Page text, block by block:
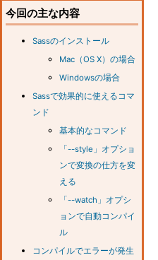
今回の主な内容
Sassのインストール
Mac（OS X）の場合
Windowsの場合
Sassで効果的に使えるコマ
ンド
基本的なコマンド
「--style」オプショ
ンで変換の仕方を変
える
「--watch」オプシ
ョンで自動コンパイ
ル
コンパイルでエラーが発生